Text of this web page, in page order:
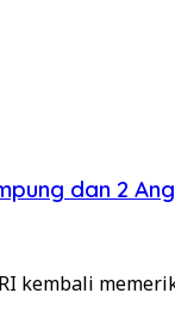
dan 2
kembali